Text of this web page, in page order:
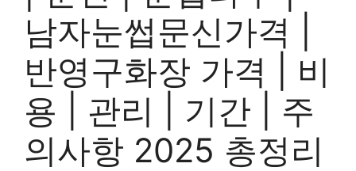
남자눈썹문신가격 |
반영구화장 가격 | 비
용 | 관리 | 기간 | 주
의사항 2025 총정리